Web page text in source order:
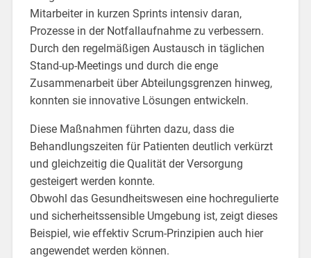
Mitarbeiter in kurzen Sprints intensiv daran,
Prozesse in der Notfallaufnahme zu verbessern.
Durch den regelmäßigen Austausch in täglichen
Stand-up-Meetings und durch die enge
Zusammenarbeit über Abteilungsgrenzen hinweg,
konnten sie innovative Lösungen entwickeln.
Diese Maßnahmen führten dazu, dass die
Behandlungszeiten für Patienten deutlich verkürzt
und gleichzeitig die Qualität der Versorgung
gesteigert werden konnte.
Obwohl das Gesundheitswesen eine hochregulierte
und sicherheitssensible Umgebung ist, zeigt dieses
Beispiel, wie effektiv Scrum-Prinzipien auch hier
angewendet werden können.